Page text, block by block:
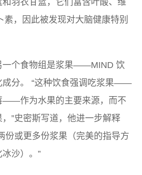
羽衣甘蓝，它们富含叶酸、维
素，因此被发现对大脑健康特别
一个食物组是浆果——MIND 饮
成分。 “这种饮食强调吃浆果——
——作为水果的主要来源，而不
”史密斯写道，他进一步解释
份或更多份浆果（完美的指导方
沙）。”